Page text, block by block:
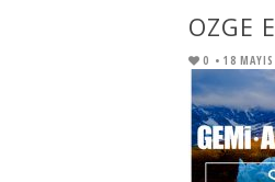
OZGE
0 • 18